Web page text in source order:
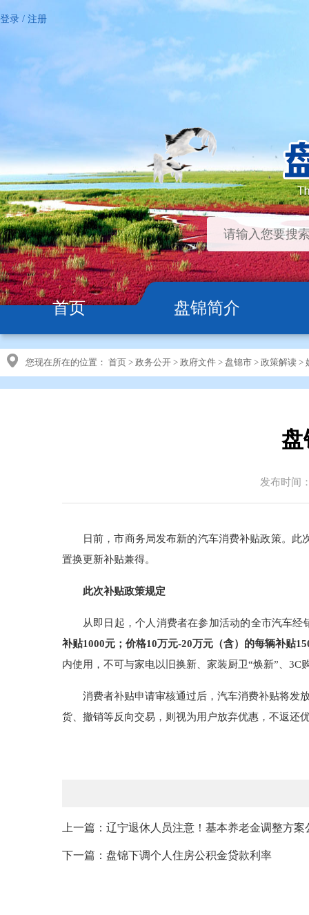
登录 / 注册
首页 盘锦简介
您现在所在的位置： 首页 > 政务公开 > 政府文件 > 盘锦市 > 政策解读 >
盘
发布时间
日前，市商务局发布新的汽车消费补贴政策。
置换更新补贴兼得。
此次补贴政策规定
从即日起，个人消费者在参加活动的全市汽车
补贴1000元；价格10万元-20万元（含）的每辆补贴
内使用，不可与家电以旧换新、家装厨卫“焕新”、3C
消费者补贴申请审核通过后，汽车消费补贴将发
货、撤销等反向交易，则视为用户放弃优惠，不返还
上一篇：辽宁退休人员注意！基本养老金调整方
下一篇：盘锦下调个人住房公积金贷款利率